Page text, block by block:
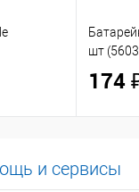
шт
174
и сервисы